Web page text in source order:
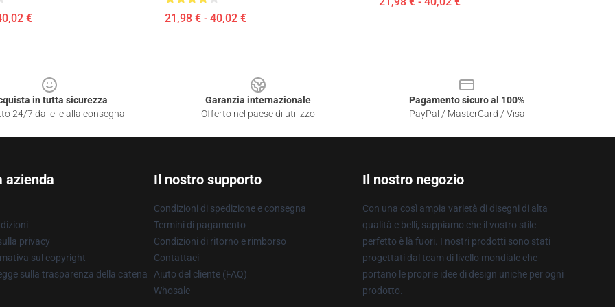
€ 21,98 € - 40,02 €
in tutta sicurezza
24/7 dai clic alla consegna
Garanzia internazionale
Offerto nel paese di utilizzo
Pagamento sicuro al 100%
PayPal / MasterCard / Visa
azienda
privacy
sul copyright
sulla trasparenza della catena
Il nostro supporto
Condizioni di spedizione e consegna
Termini di pagamento
Condizioni di ritorno e rimborso
Contattaci
Aiuto del cliente (FAQ)
Whosale
Il nostro negozio
Con una così ampia varietà di disegni di alta
qualità e belli, sappiamo che il vostro stile
perfetto è là fuori. I nostri prodotti sono stati
progettati dal team di livello mondiale che
portano le proprie idee di design uniche per ogni
prodotto.